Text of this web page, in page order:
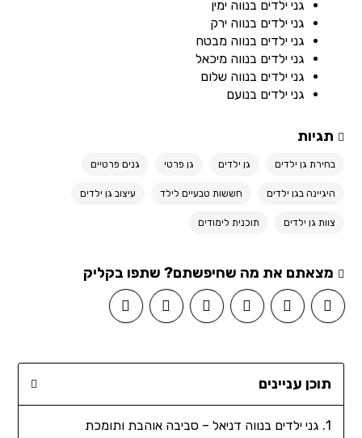
גני ילדים בנווה ימין
גני ילדים בנווה ירק
גני ילדים בנווה מבטח
גני ילדים בנווה מיכאל
גני ילדים בנווה שלום
גני ילדים בנועם
תגיות
בחירת גן ילדים גן ילדים גן פרטי גנים פרטיים
היגיינה בגן ילדים חששות טבעיים לילד עיצוב גן ילדים
צוות גן ילדים תוכנית לימודים
מצאתם את מה שחיפשתם? שתפו בקליק
תוכן עניינים
גני ילדים בנווה דניאל – סביבה אוהבת ותומכת